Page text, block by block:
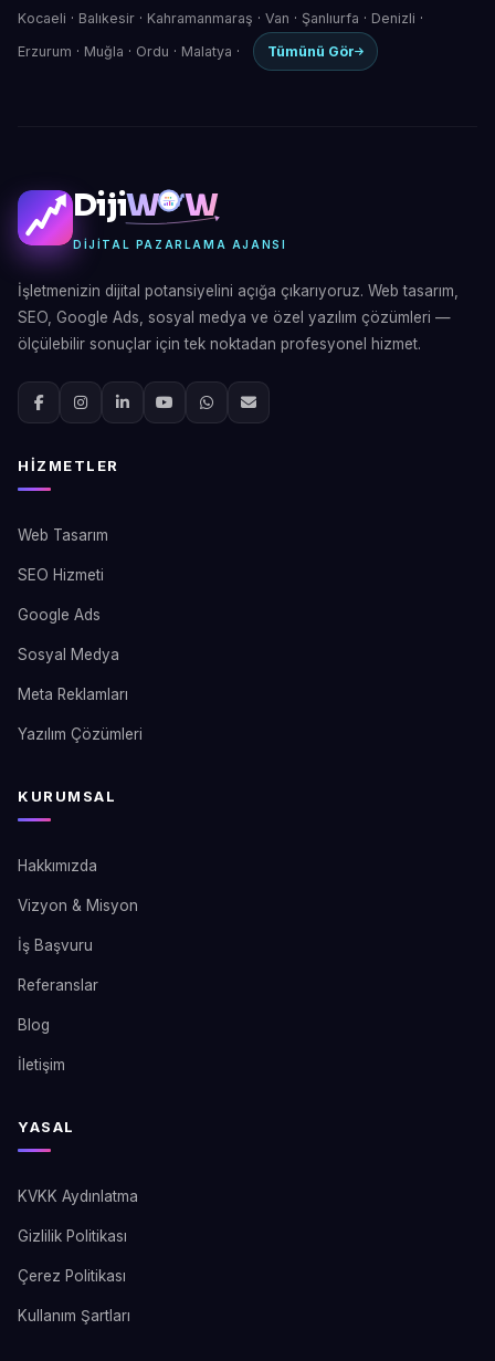
Kocaeli · Balıkesir · Kahramanmaraş · Van · Şanlıurfa · Denizli ·
Erzurum · Muğla · Ordu · Malatya · Tümünü Gör
DijiW W
DIJITAL PAZARLAMA AJANSI
İşletmenizin dijital potansiyelini açığa çıkarıyoruz. Web tasarım,
SEO, Google Ads, sosyal medya ve özel yazılım çözümleri —
ölçülebilir sonuçlar için tek noktadan profesyonel hizmet.
HIZMETLER
Web Tasarım
SEO Hizmeti
Google Ads
Sosyal Medya
Meta Reklamları
Yazılım Çözümleri
KURUMSAL
Hakkımızda
Vizyon & Misyon
İş Başvuru
Referanslar
Blog
İletişim
YASAL
KVKK Aydınlatma
Gizlilik Politikası
Çerez Politikası
Kullanım Şartları